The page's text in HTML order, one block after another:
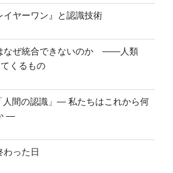
イヤーワン』と認識技術
なぜ統合できないのか ――人類
くるもの
人間の認識」― 私たちはこれから何
―
わった日